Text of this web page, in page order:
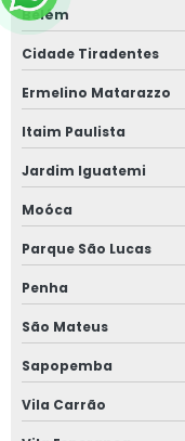
Belém
Cidade Tiradentes
Ermelino Matarazzo
Itaim Paulista
Jardim Iguatemi
Moóca
Parque São Lucas
Penha
São Mateus
Sapopemba
Vila Carrão